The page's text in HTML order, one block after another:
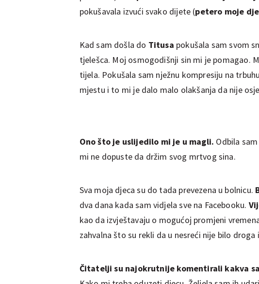
pokušavala izvući svako dijete (petero moje
Kad sam došla do Titusa pokušala sam svom
tjelešca. Moj osmogodišnji sin mi je pomagao.
tijela. Pokušala sam nježnu kompresiju na
mjestu i to mi je dalo malo olakšanja da nije
Ono što je uslijedilo mi je u magli. Odbila
mi ne dopuste da držim svog mrtvog sina.
Sva moja djeca su do tada prevezena u bolnicu.
dva dana kada sam vidjela sve na Facebooku.
kao da izvještavaju o mogućoj promjeni
zahvalna što su rekli da u nesreći nije bilo
Čitatelji su najokrutnije komentirali kakva